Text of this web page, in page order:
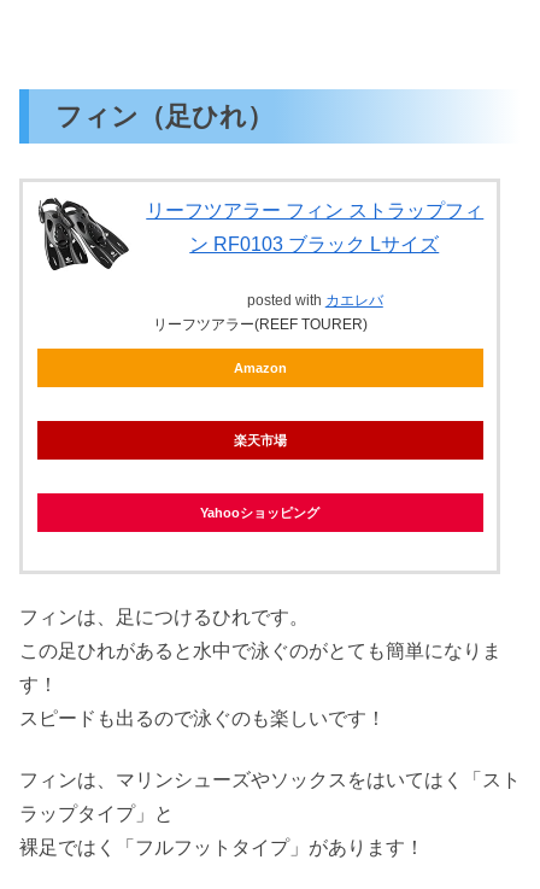
フィン（足ひれ）
リーフツアラー フィン ストラップフィ
ン RF0103 ブラック Lサイズ
posted with カエレバ
リーフツアラー(REEF TOURER)
Amazon
楽天市場
Yahooショッピング
フィンは、足につけるひれです。
この足ひれがあると水中で泳ぐのがとても簡単になりま
す！
スピードも出るので泳ぐのも楽しいです！
フィンは、マリンシューズやソックスをはいてはく「スト
ラップタイプ」と
裸足ではく「フルフットタイプ」があります！